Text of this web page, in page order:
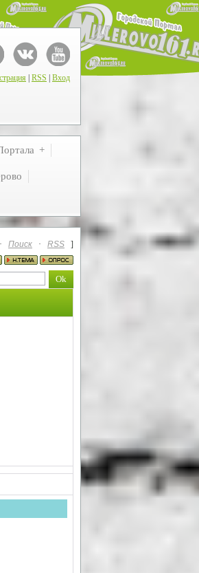
RSS Вход
· Поиск · RSS
]